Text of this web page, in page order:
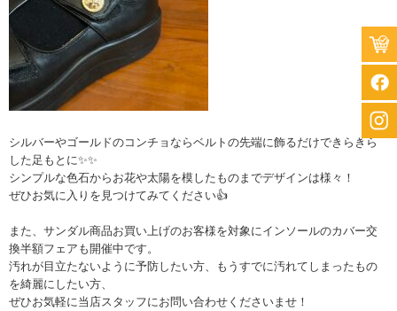
シルバーやゴールドのコンチョならベルトの先端に飾るだけできらきら
した足もとに✨✨
シンプルな色石からお花や太陽を模したものまでデザインは様々！
ぜひお気に入りを見つけてみてください👍
また、サンダル商品お買い上げのお客様を対象にインソールのカバー交
換半額フェアも開催中です。
汚れが目立たないように予防したい方、もうすでに汚れてしまったもの
を綺麗にしたい方、
ぜひお気軽に当店スタッフにお問い合わせくださいませ！